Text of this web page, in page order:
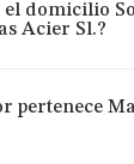
el domicilio
Acier Sl.?
pertenece